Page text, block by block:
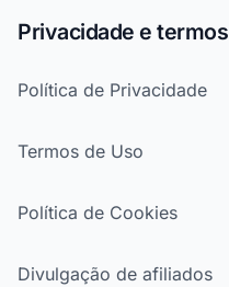
Privacidade e termos
Política de Privacidade
Termos de Uso
Política de Cookies
Divulgação de afiliados